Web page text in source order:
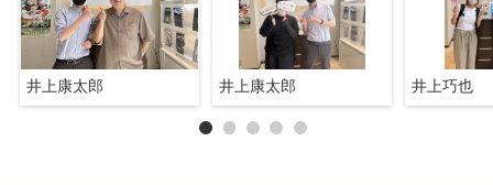
井上康太郎 井上康太郎 井上巧也